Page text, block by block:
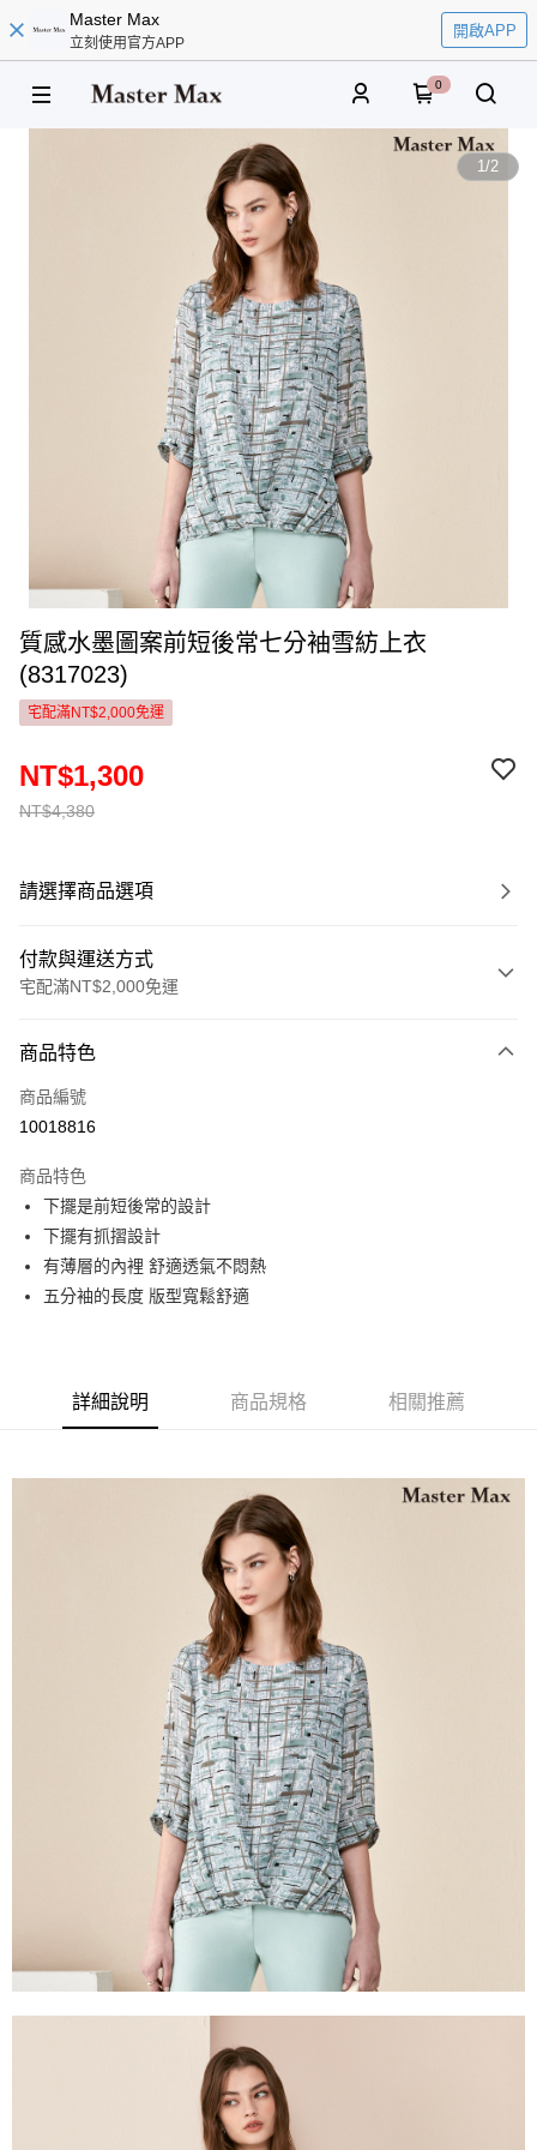
Master Max
立刻使用官方APP
開啟APP
0
1/2
質感水墨圖案前短後常七分袖雪紡上衣
(8317023)
宅配滿NT$2,000免運
NT$4,380
NT$1,300
請選擇商品選項
付款與運送方式
宅配滿NT$2,000免運
信用卡一次付款
運送方式
宅配
每筆NT$90，滿NT$2,000(含以上)免運費
商品特色
商品編號
10018816
商品特色
下擺是前短後常的設計
下擺有抓摺設計
有薄層的內裡 舒適透氣不悶熱
五分袖的長度 版型寬鬆舒適
詳細說明 商品規格 相關推薦